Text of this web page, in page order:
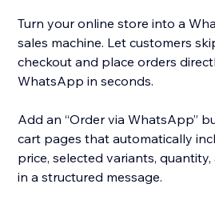
Turn your online store into a
sales machine. Let customers
checkout and place orders
WhatsApp in seconds.
Add an “Order via WhatsApp”
cart pages that automatically
price, selected variants,
in a structured message.